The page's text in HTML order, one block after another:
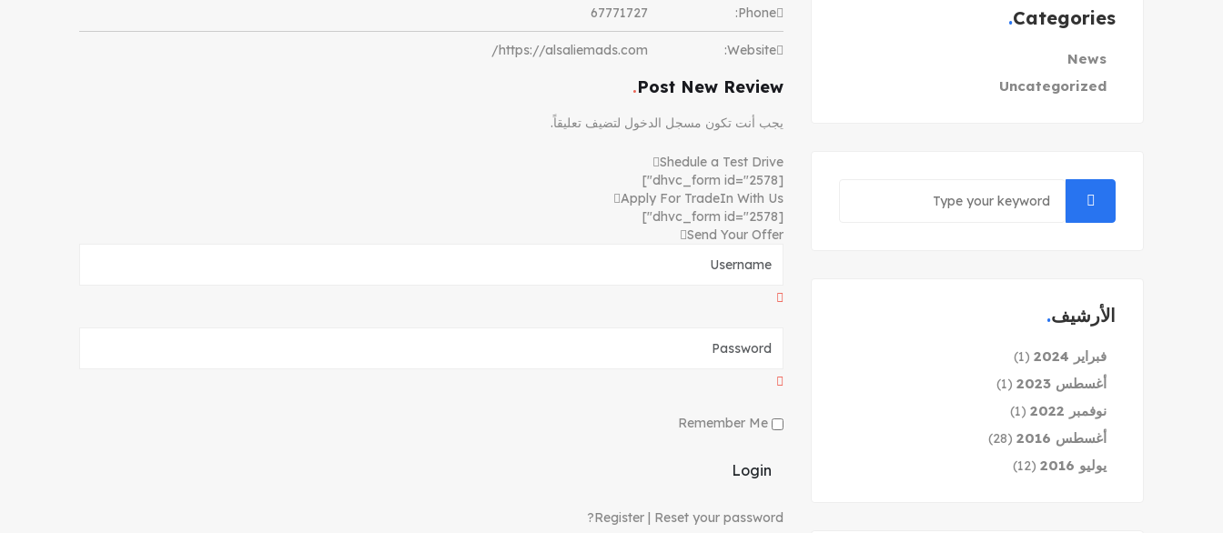
Phone:
67771727
Website:
https://alsaliemads.com/
Post New Review
يجب أنت تكون مسجل الدخول لتضيف تعليقاً.
Shedule a Test Drive
[dhvc_form id="2578"]
Apply For TradeIn With Us
[dhvc_form id="2578"]
Send Your Offer
Login
Register | Reset your password?
Categories
News
Uncategorized
الأرشيف
فبراير 2024 (1)
أغسطس 2023 (1)
نوفمبر 2022 (1)
أغسطس 2016 (28)
يوليو 2016 (12)